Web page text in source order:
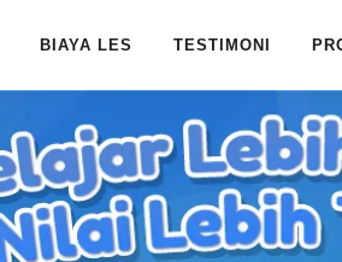
BIAYA LES TESTIMONI